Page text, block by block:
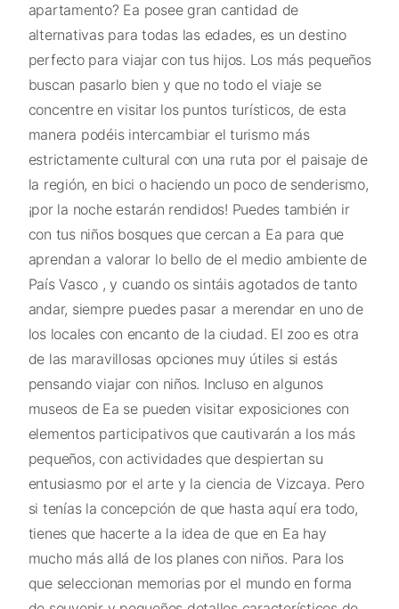
apartamento? Ea posee gran cantidad de
alternativas para todas las edades, es un destino
perfecto para viajar con tus hijos. Los más pequeños
buscan pasarlo bien y que no todo el viaje se
concentre en visitar los puntos turísticos, de esta
manera podéis intercambiar el turismo más
estrictamente cultural con una ruta por el paisaje de
la región, en bici o haciendo un poco de senderismo,
¡por la noche estarán rendidos! Puedes también ir
con tus niños bosques que cercan a Ea para que
aprendan a valorar lo bello de el medio ambiente de
País Vasco , y cuando os sintáis agotados de tanto
andar, siempre puedes pasar a merendar en uno de
los locales con encanto de la ciudad. El zoo es otra
de las maravillosas opciones muy útiles si estás
pensando viajar con niños. Incluso en algunos
museos de Ea se pueden visitar exposiciones con
elementos participativos que cautivarán a los más
pequeños, con actividades que despiertan su
entusiasmo por el arte y la ciencia de Vizcaya. Pero
si tenías la concepción de que hasta aquí era todo,
tienes que hacerte a la idea de que en Ea hay
mucho más allá de los planes con niños. Para los
que seleccionan memorias por el mundo en forma